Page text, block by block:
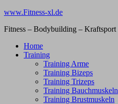
Zum
springen
www.Fitness-xl.de
Fitness – Bodybuilding – Kraftsport
Home
Training
Training Arme
Training Bizeps
Training Trizeps
Training Bauchmuskeln
Training Brustmuskeln